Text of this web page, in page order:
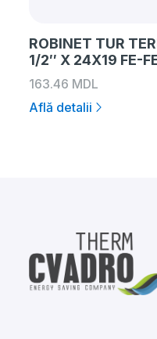
ROBINET TUR
1/2″ X 24X19 FE-
163.46 MDL
Află detalii